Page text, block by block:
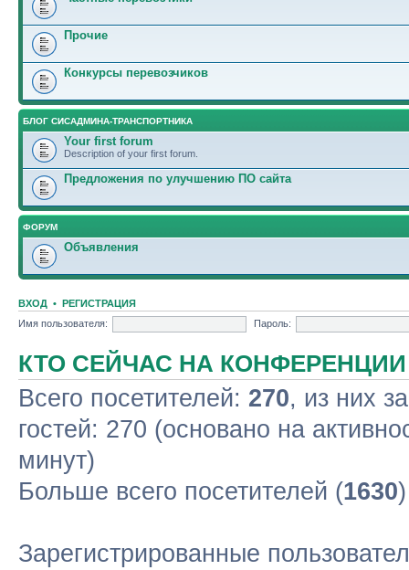
Прочие
Конкурсы перевозчиков
БЛОГ СИСАДМИНА-ТРАНСПОРТНИКА
Your first forum
Description of your first forum.
Предложения по улучшению ПО сайта
ФОРУМ
Объявления
ВХОД • РЕГИСТРАЦИЯ
Имя пользователя:
Пароль:
КТО СЕЙЧАС НА КОНФЕРЕНЦИИ
Всего посетителей: 270, из них
гостей: 270 (основано на
минут)
Больше всего посетителей (1630
Зарегистрированные